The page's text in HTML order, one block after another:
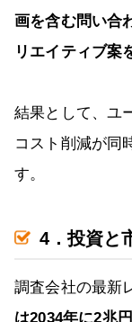
画を含む問い合
リエイティブ案
結果として、ユ
コスト削減が同
す。
4．投資と
調査会社の最新
は2034年に2兆